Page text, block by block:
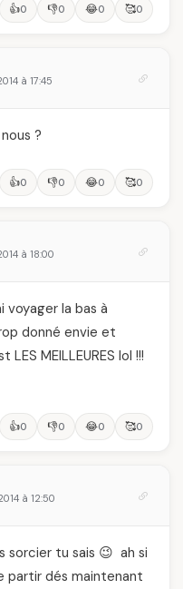
👍0 👎0 😂0 🥰0
à 17:45
?
👍0 👎0 😂0 🥰0
à 18:00
voyager la bas à
donné envie et
MEILLEURES lol !!!
👍0 👎0 😂0 🥰0
à 12:50
sorcier tu sais 😉 ah si
partir dés maintenant